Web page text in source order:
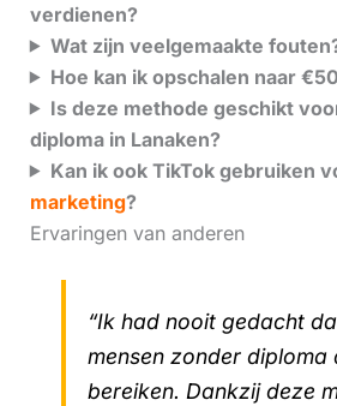
verdienen?
Wat zijn veelgemaakte
Hoe kan ik opschalen naar
Is deze methode geschikt
diploma in Lanaken?
Kan ik ook TikTok gebruiken
marketing?
Ervaringen van anderen
“Ik had nooit gedacht
mensen zonder diploma
bereiken. Dankzij deze